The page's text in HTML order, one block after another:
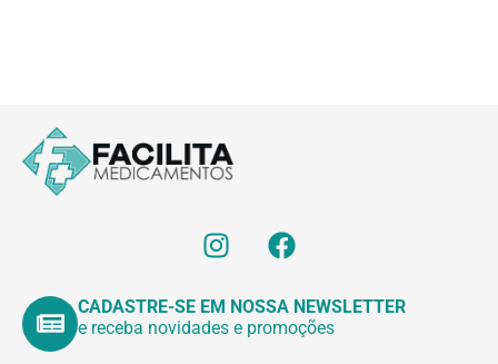
CADASTRE-SE EM NOSSA NEWSLETTER
e receba novidades e promoções